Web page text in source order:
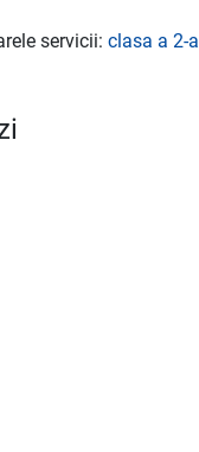
servicii: clasa a 2-a